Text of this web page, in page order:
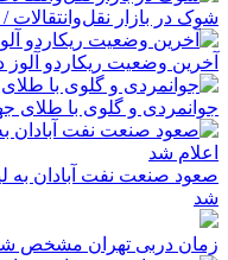
شوک در بازار
آخرین وضعیت ریکاردو آلوز
جوانمردی و گلوی با طلای
صعود صنعت نفت آبادان به
شد
زمان دربی تهران مشخص